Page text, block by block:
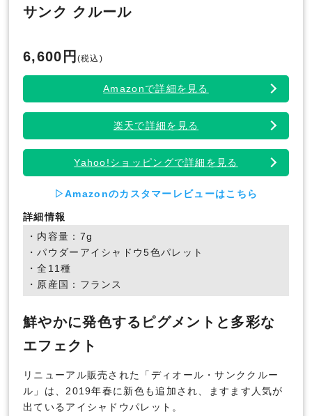
サンク クルール
6,600円 (税込)
Amazonで詳細を見る
楽天で詳細を見る
Yahoo!ショッピングで詳細を見る
▷Amazonのカスタマーレビューはこちら
詳細情報
・内容量：7g
・パウダーアイシャドウ5色パレット
・全11種
・原産国：フランス
鮮やかに発色するピグメントと多彩な
エフェクト
リニューアル販売された「ディオール・サンククルー
ル」は、2019年春に新色も追加され、ますます人気が
出ているアイシャドウパレット。